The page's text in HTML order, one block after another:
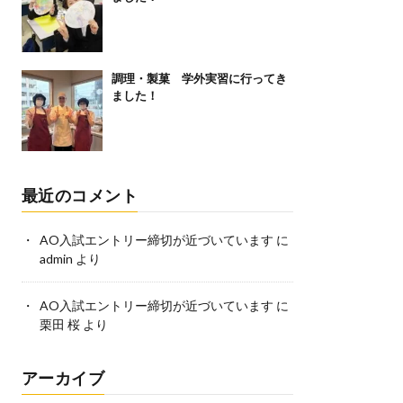
調理・製菓 学外実習に行ってき
ました！
最近のコメント
AO入試エントリー締切が近づいています に
admin より
AO入試エントリー締切が近づいています に
栗田 桜より
アーカイブ